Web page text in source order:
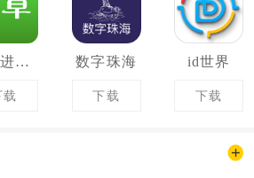
百草进销存
载
数字珠海
下载
id世界
下载